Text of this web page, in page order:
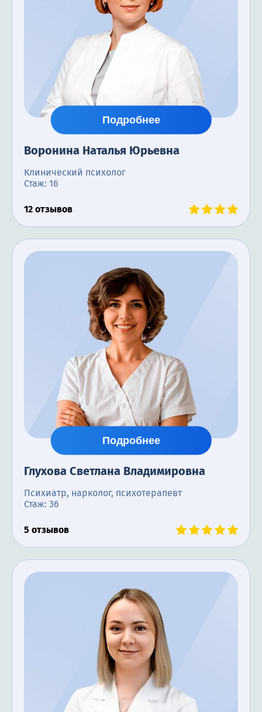
Подробнее
Воронина Наталья Юрьевна
Клинический психолог
Стаж: 16
12 отзывов
Подробнее
Глухова Светлана Владимировна
Психиатр, нарколог, психотерапевт
Стаж: 36
5 отзывов